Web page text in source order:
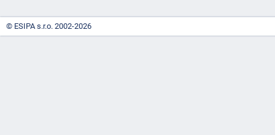
© ESIPA s.r.o. 2002-2026